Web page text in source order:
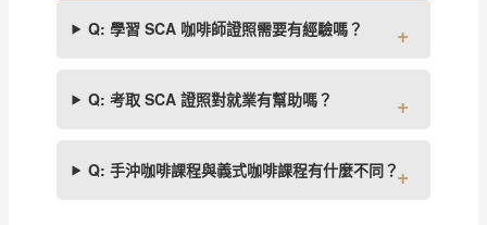
Q: 學習 SCA 咖啡師證照需要有經驗嗎？
Q: 考取 SCA 證照對就業有幫助嗎？
Q: 手沖咖啡課程與義式咖啡課程有什麼不同？